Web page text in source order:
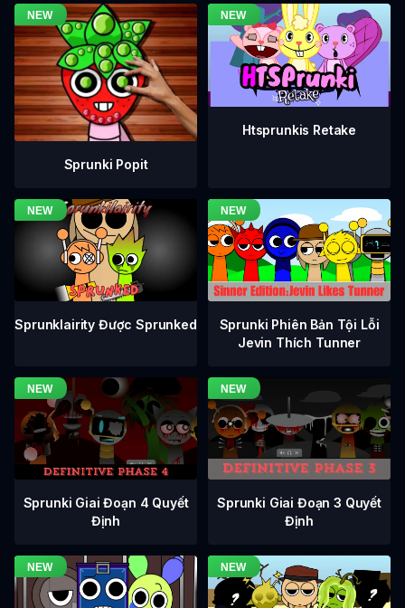
Sprunki Popit
Htsprunkis Retake
Sprunklairity Được Sprunked
Sprunki Phiên Bản Tội Lỗi
Jevin Thích Tunner
Sprunki Giai Đoạn 4 Quyết
Định
Sprunki Giai Đoạn 3 Quyết
Định